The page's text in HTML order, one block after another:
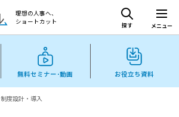
理想の人事へ、
ショートカット
探す メニュー
無料セミナー･動画 お役立ち資料
制度設計・導入